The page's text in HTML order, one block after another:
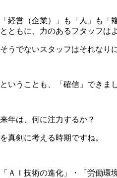
「経営（企業）」も「人」も「
とともに、力のあるフタッフは
そうでないスタッフはそれなり
ということも、「確信」できまし
来年は、何に注力するか？
を真剣に考える時期ですね。
「ＡＩ技術の進化」・「労働